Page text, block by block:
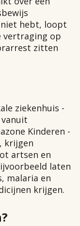
hebt, loopt
vertraging op
zitten
ziekenhuis -
Kinderen -
krijgen
artsen en
laten
malaria en
krijgen.